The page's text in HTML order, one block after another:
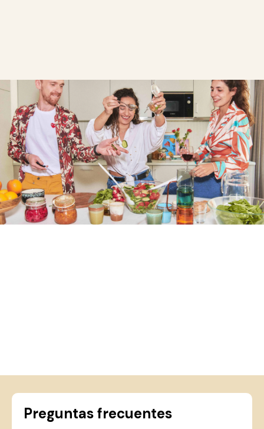
Preguntas frecuentes